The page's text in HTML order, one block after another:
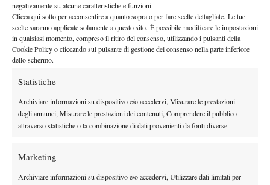
negativamente su alcune caratteristiche e funzioni.
Clicca qui sotto per acconsentire a quanto sopra o per fare scelte dettagliate. Le tue
scelte saranno applicate solamente a questo sito. È possibile modificare le impostazioni
in qualsiasi momento, compreso il ritiro del consenso, utilizzando i pulsanti della
Cookie Policy o cliccando sul pulsante di gestione del consenso nella parte inferiore
dello schermo.
Statistiche
Archiviare informazioni su dispositivo e/o accedervi, Misurare le prestazioni
degli annunci, Misurare le prestazioni dei contenuti, Comprendere il pubblico
attraverso statistiche o la combinazione di dati provenienti da fonti diverse.
Marketing
Archiviare informazioni su dispositivo e/o accedervi, Utilizzare dati limitati per
proseguito commentando il break ottenuto nel secondo parziale
in svantaggio 5-4 e servizio per il tedesco: “È scattato tutto nel
nono game del secondo set. Lui non serviva a meno di 220 km/h.
In quel momento mi ha permesso di rientrare in partita e io ne
importante. Al tie-break ero molto teso ma mi sono concentrato
sul mio.Ho cominciato ad attaccare di più e fare più palle
corte. L’ho messo in grande difficoltà e su un campo così lento
era difficile”.